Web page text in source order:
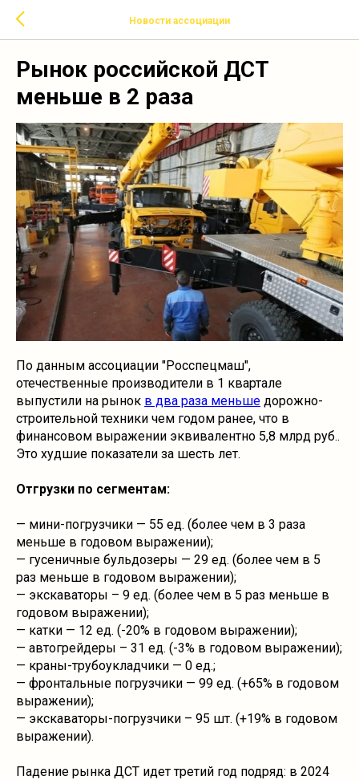
Новости ассоциации
Рынок российской ДСТ
меньше в 2 раза
По данным ассоциации "Росспецмаш",
отечественные производители в 1 квартале
выпустили на рынок в два раза меньше дорожно-
строительной техники чем годом ранее, что в
финансовом выражении эквивалентно 5,8 млрд руб..
Это худшие показатели за шесть лет.
Отгрузки по сегментам:
— мини-погрузчики — 55 ед. (более чем в 3 раза
меньше в годовом выражении);
— гусеничные бульдозеры — 29 ед. (более чем в 5
раз меньше в годовом выражении);
— экскаваторы – 9 ед. (более чем в 5 раз меньше в
годовом выражении);
— катки — 12 ед. (-20% в годовом выражении);
— автогрейдеры – 31 ед. (-3% в годовом выражении);
— краны-трубоукладчики — 0 ед.;
— фронтальные погрузчики — 99 ед. (+65% в годовом
выражении);
— экскаваторы-погрузчики – 95 шт. (+19% в годовом
выражении).
Падение рынка ДСТ идет третий год подряд: в 2024